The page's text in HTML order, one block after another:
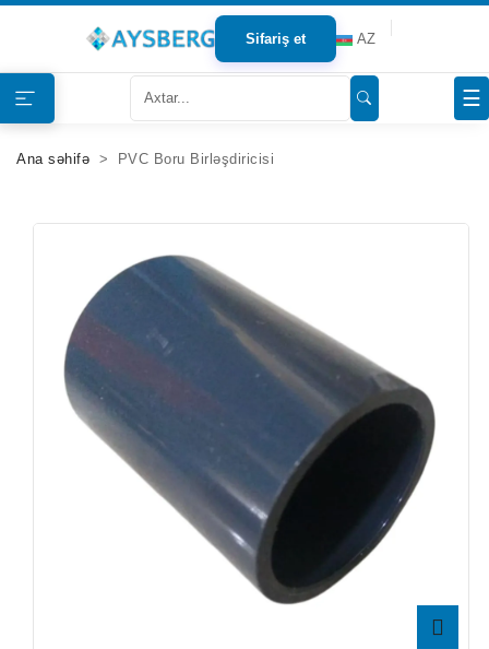
Sifariş et AZ
☰
Haqqımızda
Məhsullar
Tərəfdaşlar
Mağazalar
Əlaqə
Ana səhifə PVC Boru Birləşdiricisi